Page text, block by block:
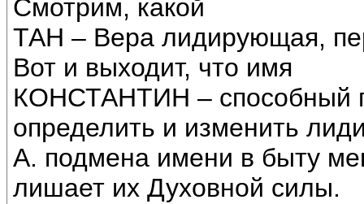
Смотрим, какой
ТАН – Вера лидирующая,
Вот и выходит, что имя
КОНСТАНТИН – способный
определить и изменить
А. подмена имени в быту
лишает их Духовной силы.